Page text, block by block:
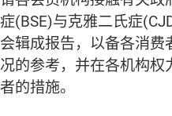
(BSE)与克雅二氏症
辑成报告，以备各消费
的参考，并在各机构权
的措施。